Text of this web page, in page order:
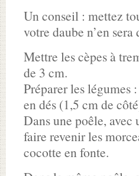
Un conseil : mettez
votre daube n’en
Mettre les cèpes à
de 3 cm.
Préparer les légumes
en dés (1,5 cm de
Dans une poêle, avec
faire revenir les
cocotte en fonte.